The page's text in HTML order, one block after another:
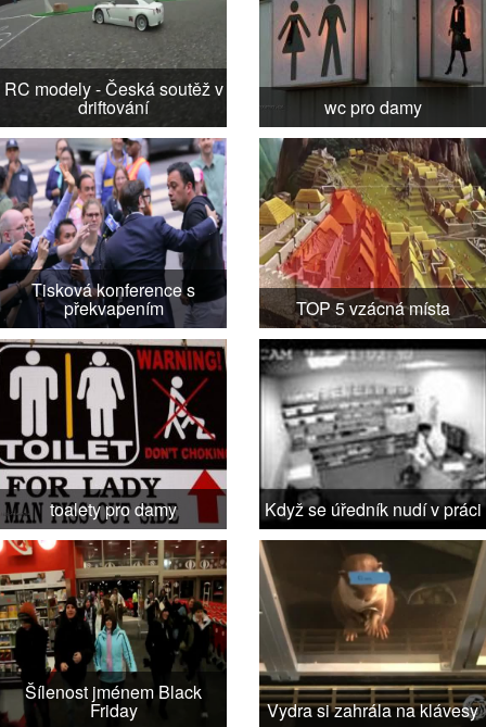
RC modely - Česká soutěž v
driftování wc pro damy
Tisková konference s
překvapením TOP 5 vzácná místa
toalety pro damy Když se úředník nudí v práci
Šílenost jménem Black
Friday Vydra si zahrála na klávesy